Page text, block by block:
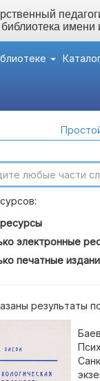
электронные
печатные
результаты